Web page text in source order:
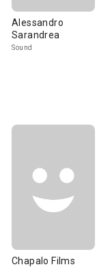
Alessandro
Sarandrea
Sound
Chapalo Films